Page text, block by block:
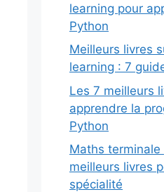
learning pour
Python
Meilleurs livres
learning : 7
Les 7 meilleurs
apprendre la
Python
Maths
meilleurs livres
spécialité